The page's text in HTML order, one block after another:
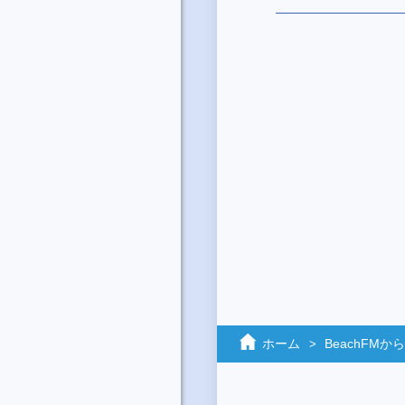
ホーム BeachFMか